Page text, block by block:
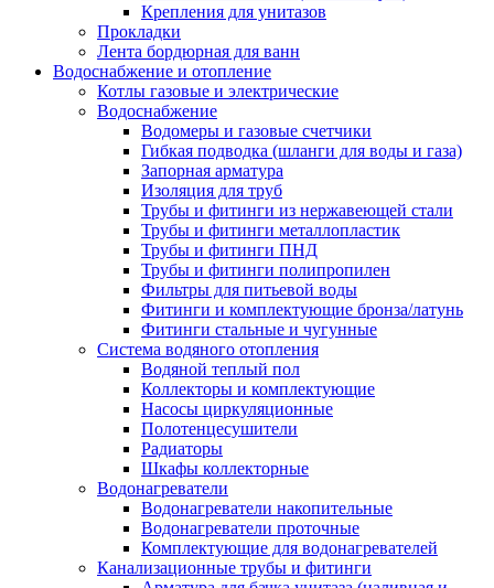
Крепления для унитазов
Прокладки
Лента бордюрная для ванн
Водоснабжение и отопление
Котлы газовые и электрические
Водоснабжение
Водомеры и газовые счетчики
Гибкая подводка (шланги для воды и газа)
Запорная арматура
Изоляция для труб
Трубы и фитинги из нержавеющей стали
Трубы и фитинги металлопластик
Трубы и фитинги ПНД
Трубы и фитинги полипропилен
Фильтры для питьевой воды
Фитинги и комплектующие бронза/латунь
Фитинги стальные и чугунные
Система водяного отопления
Водяной теплый пол
Коллекторы и комплектующие
Насосы циркуляционные
Полотенцесушители
Радиаторы
Шкафы коллекторные
Водонагреватели
Водонагреватели накопительные
Водонагреватели проточные
Комплектующие для водонагревателей
Канализационные трубы и фитинги